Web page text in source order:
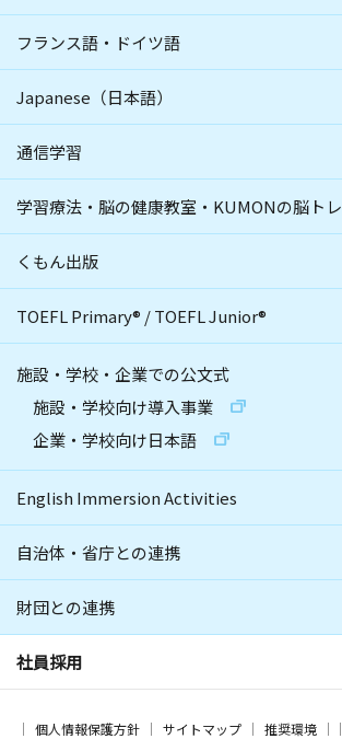
フランス語・ドイツ語
Japanese（日本語）
通信学習
学習療法・脳の健康教室・KUMONの脳トレ
くもん出版
TOEFL Primary® /TOEFL Junior®
施設・学校・企業での公文式
施設・学校向け導入事業
企業・学校向け日本語
English Immersion Activities
自治体・省庁との連携
財団との連携
社員採用
個人情報保護方針 サイトマップ 推奨環境